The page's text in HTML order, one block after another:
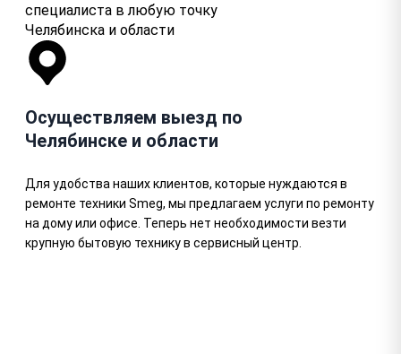
специалиста в любую точку
Челябинска и области
Осуществляем выезд по
Челябинске и области
Для удобства наших клиентов, которые нуждаются в
ремонте техники Smeg, мы предлагаем услуги по ремонту
на дому или офисе. Теперь нет необходимости везти
крупную бытовую технику в сервисный центр.